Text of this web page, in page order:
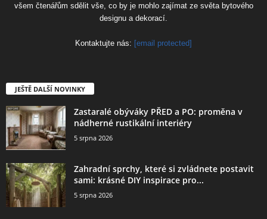
všem čtenářům sdělit vše, co by je mohlo zajímat ze světa bytového
designu a dekorací.
Kontaktujte nás: [email protected]
JEŠTĚ DALŠÍ NOVINKY
Zastaralé obýváky PŘED a PO: proměna v
nádherné rustikální interiéry
5 srpna 2026
Zahradní sprchy, které si zvládnete postavit
sami: krásné DIY inspirace pro...
5 srpna 2026